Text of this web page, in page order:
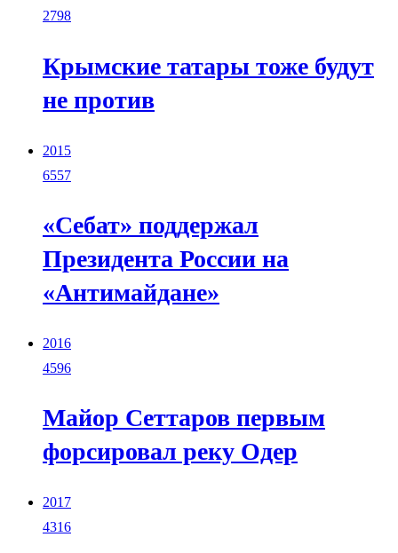
2798
Крымские татары тоже будут
не против
2015
6557
«Себат» поддержал
Президента России на
«Антимайдане»
2016
4596
Майор Сеттаров первым
форсировал реку Одер
2017
4316